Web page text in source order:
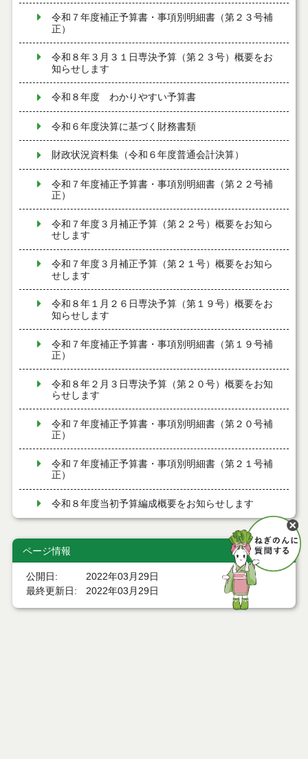
令和７年度補正予算書・事項別明細書（第２３号補
正）
令和８年３月３１日専決予算（第２３号）概要をお
知らせします
令和８年度 わかりやすい予算書
令和６年度決算に基づく財務書類
財政状況資料集（令和６年度普通会計決算）
令和７年度補正予算書・事項別明細書（第２２号補
正）
令和７年度３月補正予算（第２２号）概要をお知ら
せします
令和７年度３月補正予算（第２１号）概要をお知ら
せします
令和８年１月２６日専決予算（第１９号）概要をお
知らせします
令和７年度補正予算書・事項別明細書（第１９号補
正）
令和８年２月３日専決予算（第２０号）概要をお知
らせします
令和７年度補正予算書・事項別明細書（第２０号補
正）
令和７年度補正予算書・事項別明細書（第２１号補
正）
令和８年度当初予算編成概要をお知らせします
令和８年度当初予算歳出概要をお知らせします
令和８年度当初予算書・事項別明細書
令和７年度補正予算書・事項別明細書（第１７号補
ページ情報
公開日
2022年03月29日
最終更新日
2022年03月29日